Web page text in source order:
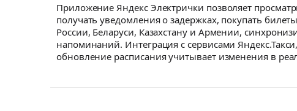
Приложение Яндекс Электрички позволяет
получать уведомления о задержках, покупать
России, Беларуси, Казахстану и Армении,
напоминаний. Интеграция с сервисами
обновление расписания учитывает изменения в